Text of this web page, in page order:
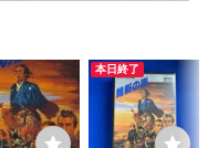
本日終了